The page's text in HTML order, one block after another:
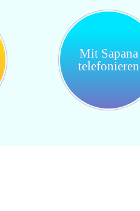
Mit Sapana
telefonieren